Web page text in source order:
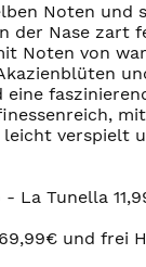
Noten und
der Nase zart
Noten von
leicht verspielt
La Tunella
und frei